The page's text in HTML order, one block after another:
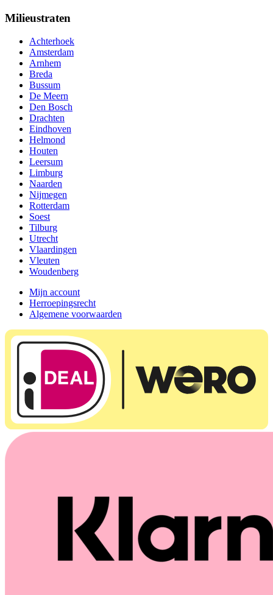
Milieustraten
Achterhoek
Amsterdam
Arnhem
Breda
Bussum
De Meern
Den Bosch
Drachten
Eindhoven
Helmond
Houten
Leersum
Limburg
Naarden
Nijmegen
Rotterdam
Soest
Tilburg
Utrecht
Vlaardingen
Vleuten
Woudenberg
Mijn account
Herroepingsrecht
Algemene voorwaarden